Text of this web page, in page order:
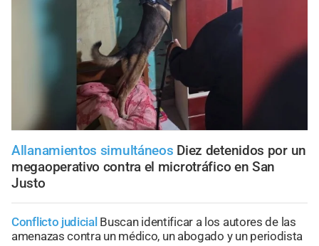
Allanamientos simultáneos Diez detenidos por un
megaoperativo contra el microtráfico en San
Justo
Conflicto judicial Buscan identificar a los autores de las
amenazas contra un médico, un abogado y un periodista